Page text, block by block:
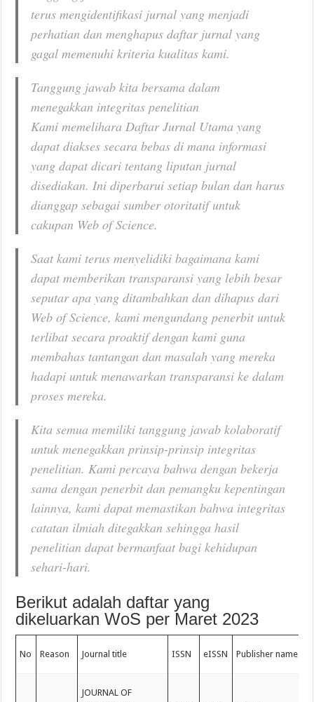
terus mengidentifikasi jurnal yang menjadi
perhatian dan menghapus daftar jurnal yang
gagal memenuhi kriteria kualitas kami.
Tanggung jawab kita bersama dalam
menegakkan integritas penelitian
Kami memelihara Daftar Jurnal Utama yang
dapat diakses secara bebas di mana informasi
yang dapat dicari tentang liputan jurnal
disediakan. Ini diperbarui setiap bulan dan harus
dianggap sebagai sumber otoritatif untuk
cakupan Web of Science.
Saat kami terus menyelidiki bagaimana kami
dapat memberikan transparansi yang lebih besar
seputar apa yang ditambahkan dan dihapus dari
Web of Science, kami mengundang penerbit untuk
terlibat secara proaktif dengan kami guna
membahas tantangan dan masalah yang mereka
hadapi untuk menawarkan transparansi ke dalam
proses mereka.
Kita semua memiliki tanggung jawab kolaboratif
untuk menegakkan prinsip-prinsip integritas
penelitian. Kami percaya bahwa dengan bekerja
sama dengan penerbit dan pemangku kepentingan
lainnya, kami dapat memastikan bahwa integritas
catatan ilmiah ditegakkan sehingga hasil
penelitian dapat bermanfaat bagi kehidupan
sehari-hari.
Berikut adalah daftar yang
dikeluarkan WoS per Maret 2023
No Reason Journal title ISSN eISSN Publisher name
JOURNAL OF